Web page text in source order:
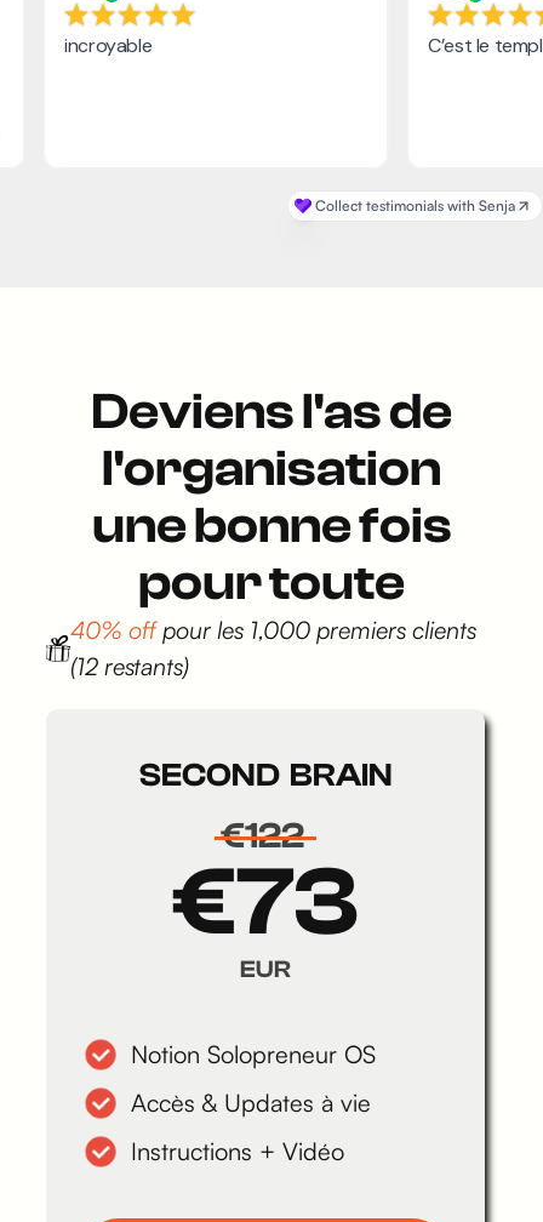
Deviens l'as de
l'organisation
une bonne fois
pour toute
40% offpour les 1,000 premiers clients
(12 restants)
SECOND BRAIN
€122
€73
EUR
Notion Solopreneur OS
Accès & Updates à vie
Instructions + Vidéo